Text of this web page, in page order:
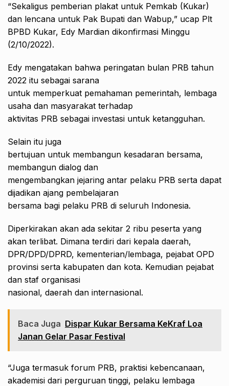
“Sekaligus pemberian plakat untuk Pemkab (Kukar)
dan lencana untuk Pak Bupati dan Wabup,” ucap Plt
BPBD Kukar, Edy Mardian dikonfirmasi Minggu
(2/10/2022).
Edy mengatakan bahwa peringatan bulan PRB tahun
2022 itu sebagai sarana
untuk memperkuat pemahaman pemerintah, lembaga
usaha dan masyarakat terhadap
aktivitas PRB sebagai investasi untuk ketangguhan.
Selain itu juga
bertujuan untuk membangun kesadaran bersama,
membangun dialog dan
mengembangkan jejaring antar pelaku PRB serta dapat
dijadikan ajang pembelajaran
bersama bagi pelaku PRB di seluruh Indonesia.
Diperkirakan akan ada sekitar 2 ribu peserta yang
akan terlibat. Dimana terdiri dari kepala daerah,
DPR/DPD/DPRD, kementerian/lembaga, pejabat OPD
provinsi serta kabupaten dan kota. Kemudian pejabat
dan staf organisasi
nasional, daerah dan internasional.
Baca Juga Dispar Kukar Bersama KeKraf Loa
Janan Gelar Pasar Festival
“Juga termasuk forum PRB, praktisi kebencanaan,
akademisi dari perguruan tinggi, pelaku lembaga